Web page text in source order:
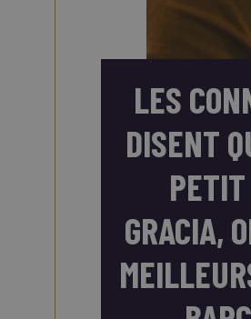
LES
DISENT
GRACIA,